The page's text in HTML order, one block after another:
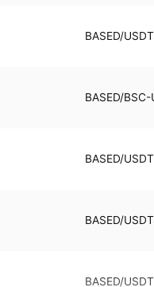
BASED/USDT
BASED/BSC-
BASED/USDT
BASED/USDT
BASED/USDT